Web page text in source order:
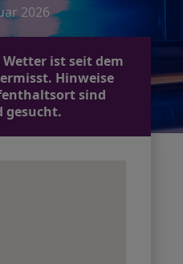
2026
Wetter ist seit dem
Hinweise
sind
gesucht.